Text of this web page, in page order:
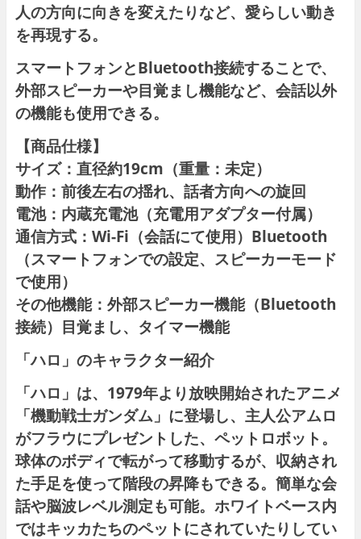
人の方向に向きを変えたりなど、愛らしい動き
を再現する。
スマートフォンとBluetooth接続することで、
外部スピーカーや目覚まし機能など、会話以外
の機能も使用できる。
【商品仕様】
サイズ：直径約19cm（重量：未定）
動作：前後左右の揺れ、話者方向への旋回
電池：内蔵充電池（充電用アダプター付属）
通信方式：Wi-Fi（会話にて使用）Bluetooth
（スマートフォンでの設定、スピーカーモード
で使用）
その他機能：外部スピーカー機能（Bluetooth
接続）目覚まし、タイマー機能
「ハロ」のキャラクター紹介
「ハロ」は、1979年より放映開始されたアニメ
「機動戦士ガンダム」に登場し、主人公アムロ
がフラウにプレゼントした、ペットロボット。
球体のボディで転がって移動するが、収納され
た手足を使って階段の昇降もできる。簡単な会
話や脳波レベル測定も可能。ホワイトベース内
ではキッカたちのペットにされていたりしてい